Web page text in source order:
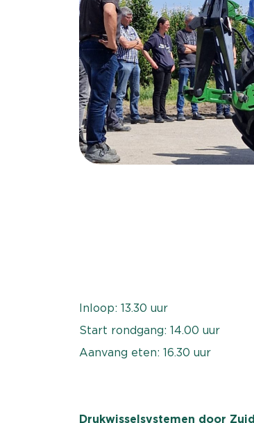
Inloop: 13.30 uur
Start rondgang: 14.00 uur
Aanvang eten: 16.30 uur
Drukwisselsystemen door